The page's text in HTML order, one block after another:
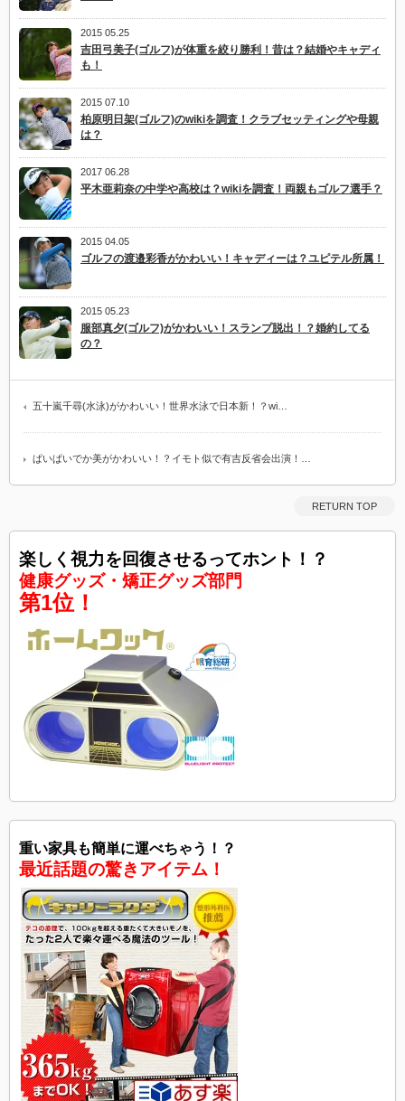
2015 05.25
吉田弓美子(ゴルフ)が体重を絞り勝利！昔は？結婚やキャディ
も！
2015 07.10
柏原明日架(ゴルフ)のwikiを調査！クラブセッティングや母親
は？
2017 06.28
平木亜莉奈の中学や高校は？wikiを調査！両親もゴルフ選手？
2015 04.05
ゴルフの渡邉彩香がかわいい！キャディーは？ユピテル所属！
2015 05.23
服部真夕(ゴルフ)がかわいい！スランプ脱出！？婚約してる
の？
五十嵐千尋(水泳)がかわいい！世界水泳で日本新！？wi…
ぱいぱいでか美がかわいい！？イモト似で有吉反省会出演！…
RETURN TOP
楽しく視力を回復させるってホント！？
健康グッズ・矯正グッズ部門
第1位！
重い家具も簡単に運べちゃう！？
最近話題の驚きアイテム！